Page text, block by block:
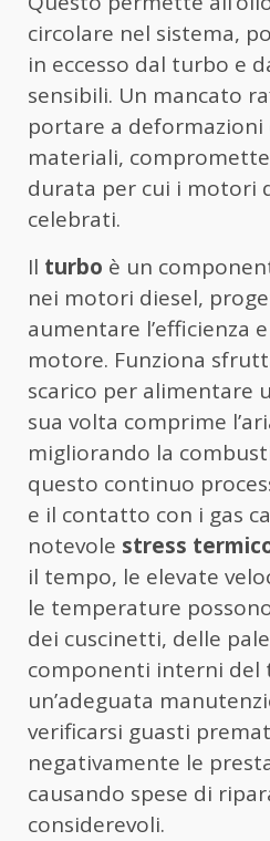
circolare nel sistema,
in eccesso dal turbo e
sensibili. Un mancato
portare a deformazioni
materiali,
durata per cui i motori
celebrati.
Il turbo è un
nei motori diesel,
aumentare l’efficienza
motore. Funziona
scarico per alimentare
sua volta comprime
migliorando la
questo continuo
e il contatto con i gas
notevole stress
il tempo, le elevate
le temperature
dei cuscinetti, delle
componenti interni del
un’adeguata
verificarsi guasti
negativamente le
causando spese di
considerevoli.